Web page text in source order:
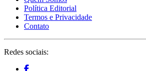
Política Editorial
Termos e Privacidade
Contato
Redes sociais: